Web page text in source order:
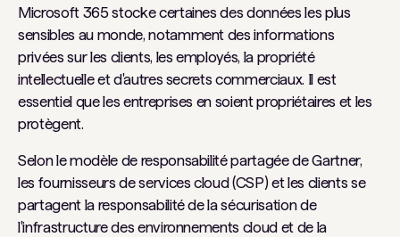
Microsoft 365 stocke certaines des données les plus
sensibles au monde, notamment des informations
privées sur les clients, les employés, la propriété
intellectuelle et d'autres secrets commerciaux. Il est
essentiel que les entreprises en soient propriétaires et les
protègent.
Selon le modèle de responsabilité partagée de Gartner,
les fournisseurs de services cloud (CSP) et les clients se
partagent la responsabilité de la sécurisation de
l'infrastructure des environnements cloud et de la